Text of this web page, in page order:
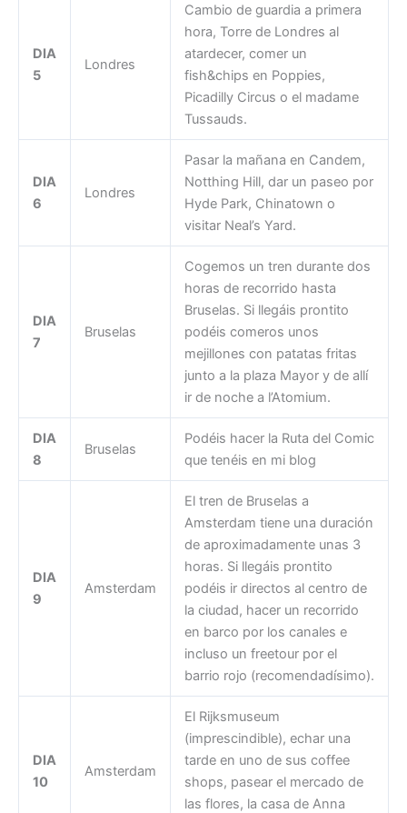
DIA
5
Londres
Cambio de guardia a primera
hora, Torre de Londres al
atardecer, comer un
fish&chips en Poppies,
Picadilly Circus o el madame
Tussauds.
DIA
6
Londres
Pasar la mañana en Candem,
Notthing Hill, dar un paseo por
Hyde Park, Chinatown o
visitar Neal’s Yard.
DIA
7
Bruselas
Cogemos un tren durante dos
horas de recorrido hasta
Bruselas. Si llegáis prontito
podéis comeros unos
mejillones con patatas fritas
junto a la plaza Mayor y de allí
ir de noche a l’Atomium.
DIA
8
Bruselas
Podéis hacer la Ruta del Comic
que tenéis en mi blog
DIA
9
Amsterdam
El tren de Bruselas a
Amsterdam tiene una duración
de aproximadamente unas 3
horas. Si llegáis prontito
podéis ir directos al centro de
la ciudad, hacer un recorrido
en barco por los canales e
incluso un freetour por el
barrio rojo (recomendadísimo).
DIA
10
Amsterdam
El Rijksmuseum
(imprescindible), echar una
tarde en uno de sus coffee
shops, pasear el mercado de
las flores, la casa de Anna